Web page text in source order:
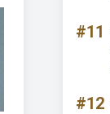
#11
#12